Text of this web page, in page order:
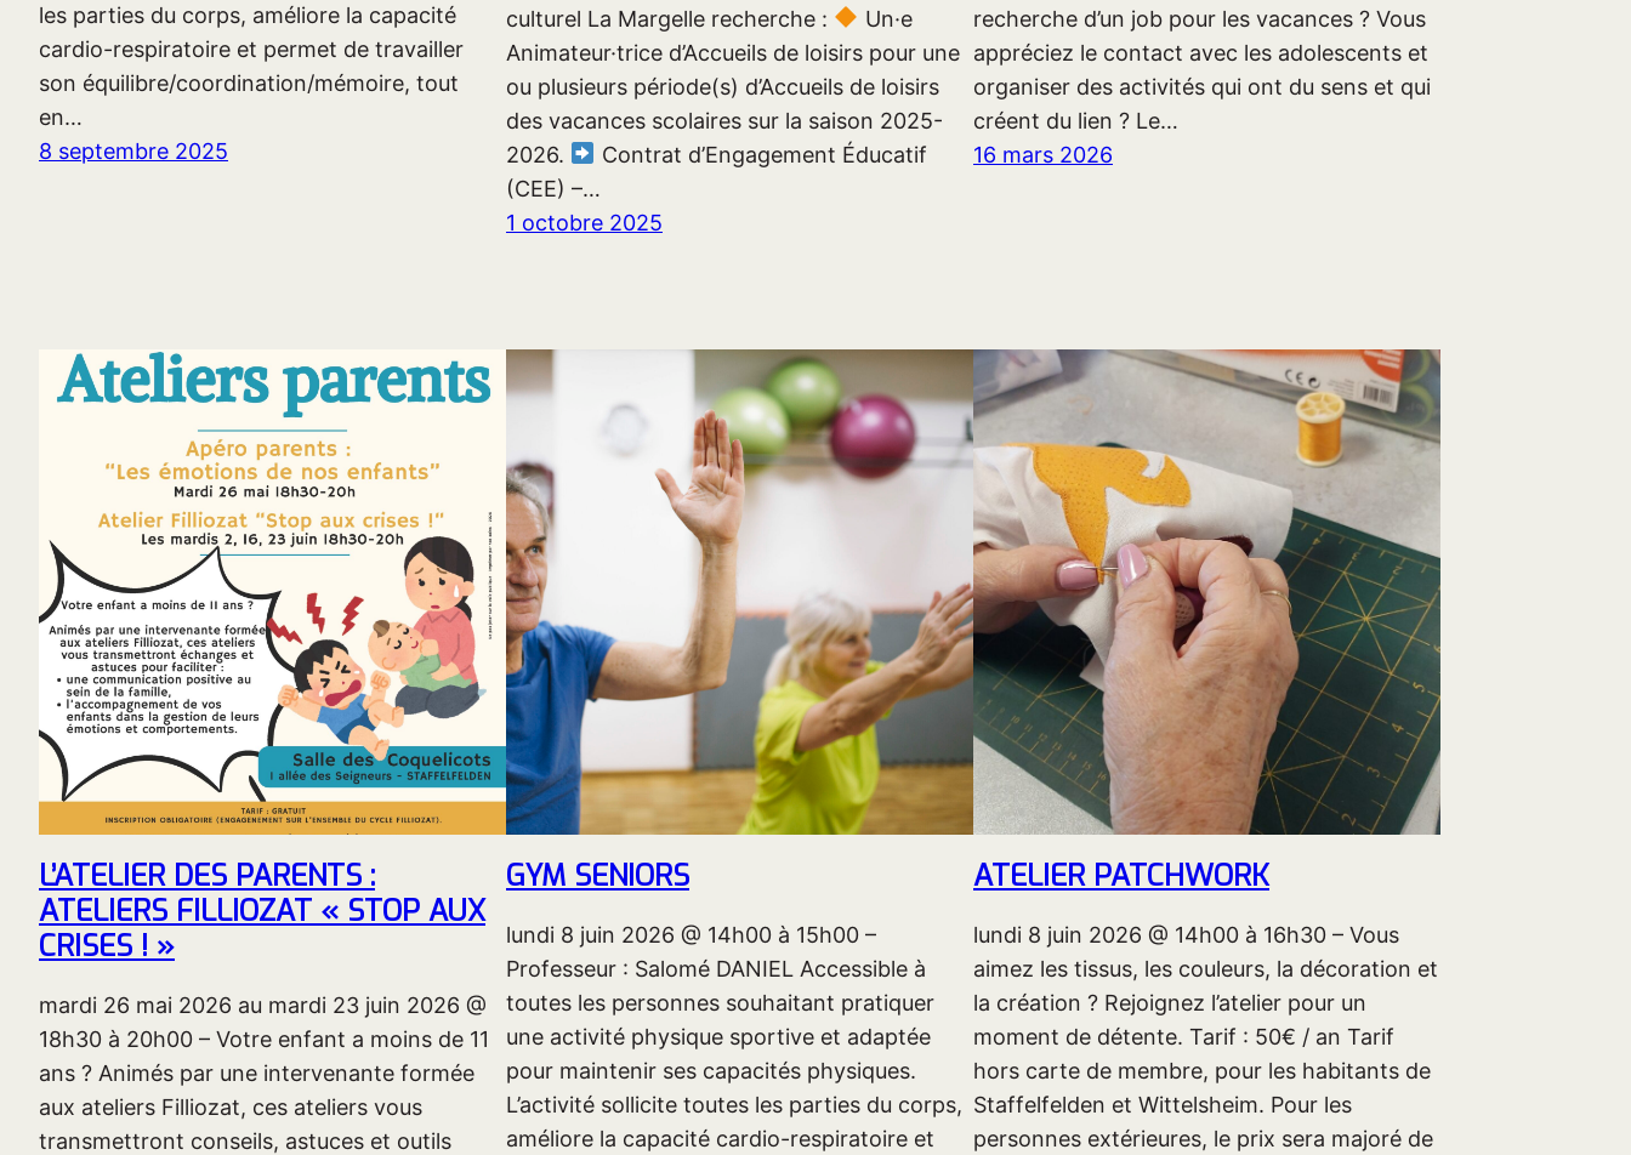
les parties du corps, améliore la capacité
cardio-respiratoire et permet de travailler
son équilibre/coordination/mémoire, tout
en…
8 septembre 2025
culturel La Margelle recherche :
Un·e
Animateur·trice d’Accueils de loisirs pour une
ou plusieurs période(s) d’Accueils de loisirs
des vacances scolaires sur la saison 2025-
2026.
Contrat d’Engagement Éducatif
(CEE) –…
1 octobre 2025
recherche d’un job pour les vacances ? Vous
appréciez le contact avec les adolescents et
organiser des activités qui ont du sens et qui
créent du lien ? Le…
16 mars 2026
L’ATELIER DES PARENTS :
ATELIERS FILLIOZAT « STOP AUX
CRISES ! »
mardi 26 mai 2026 au mardi 23 juin 2026 @
18h30 à 20h00 – Votre enfant a moins de 11
ans ? Animés par une intervenante formée
aux ateliers Filliozat, ces ateliers vous
transmettront conseils, astuces et outils
GYM SENIORS
lundi 8 juin 2026 @ 14h00 à 15h00 –
Professeur : Salomé DANIEL Accessible à
toutes les personnes souhaitant pratiquer
une activité physique sportive et adaptée
pour maintenir ses capacités physiques.
L’activité sollicite toutes les parties du corps,
améliore la capacité cardio-respiratoire et
ATELIER PATCHWORK
lundi 8 juin 2026 @ 14h00 à 16h30 – Vous
aimez les tissus, les couleurs, la décoration et
la création ? Rejoignez l’atelier pour un
moment de détente. Tarif : 50€ / an Tarif
hors carte de membre, pour les habitants de
Staffelfelden et Wittelsheim. Pour les
personnes extérieures, le prix sera majoré de